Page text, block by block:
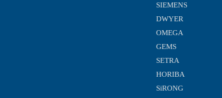
SIEMENS
DWYER
OMEGA
GEMS
SETRA
HORIBA
SiRONG